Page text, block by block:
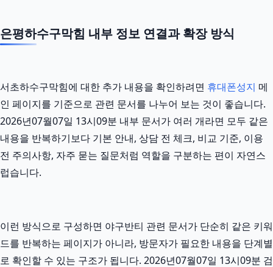
은평하수구막힘 내부 정보 연결과 확장 방식
서초하수구막힘에 대한 추가 내용을 확인하려면 휴대폰성지 메
인 페이지를 기준으로 관련 문서를 나누어 보는 것이 좋습니다.
2026년07월07일 13시09분 내부 문서가 여러 개라면 모두 같은
내용을 반복하기보다 기본 안내, 상담 전 체크, 비교 기준, 이용
전 주의사항, 자주 묻는 질문처럼 역할을 구분하는 편이 자연스
럽습니다.
이런 방식으로 구성하면 야구반티 관련 문서가 단순히 같은 키워
드를 반복하는 페이지가 아니라, 방문자가 필요한 내용을 단계별
로 확인할 수 있는 구조가 됩니다. 2026년07월07일 13시09분 검